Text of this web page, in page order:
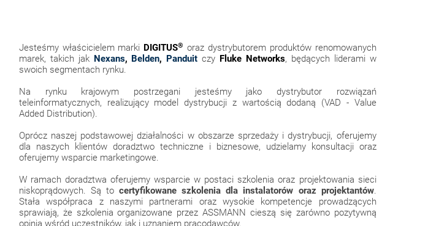
Jesteśmy właścicielem marki DIGITUS® oraz dystrybutorem produktów renomowanych
marek, takich jak Nexans, Belden, Panduit czy Fluke Networks, będących liderami w
swoich segmentach rynku.
Na rynku krajowym postrzegani jesteśmy jako dystrybutor rozwiązań
teleinformatycznych, realizujący model dystrybucji z wartością dodaną (VAD - Value
Added Distribution).
Oprócz naszej podstawowej działalności w obszarze sprzedaży i dystrybucji, oferujemy
dla naszych klientów doradztwo techniczne i biznesowe, udzielamy konsultacji oraz
oferujemy wsparcie marketingowe.
W ramach doradztwa oferujemy wsparcie w postaci szkolenia oraz projektowania sieci
niskoprądowych. Są tocertyfikowane szkolenia dla instalatorów oraz projektantów.
Stała współpraca z naszymi partnerami oraz wysokie kompetencje prowadzących
sprawiają, że szkolenia organizowane przez ASSMANN cieszą się zarówno pozytywną
opinią wśród uczestników, jak i uznaniem pracodawców.